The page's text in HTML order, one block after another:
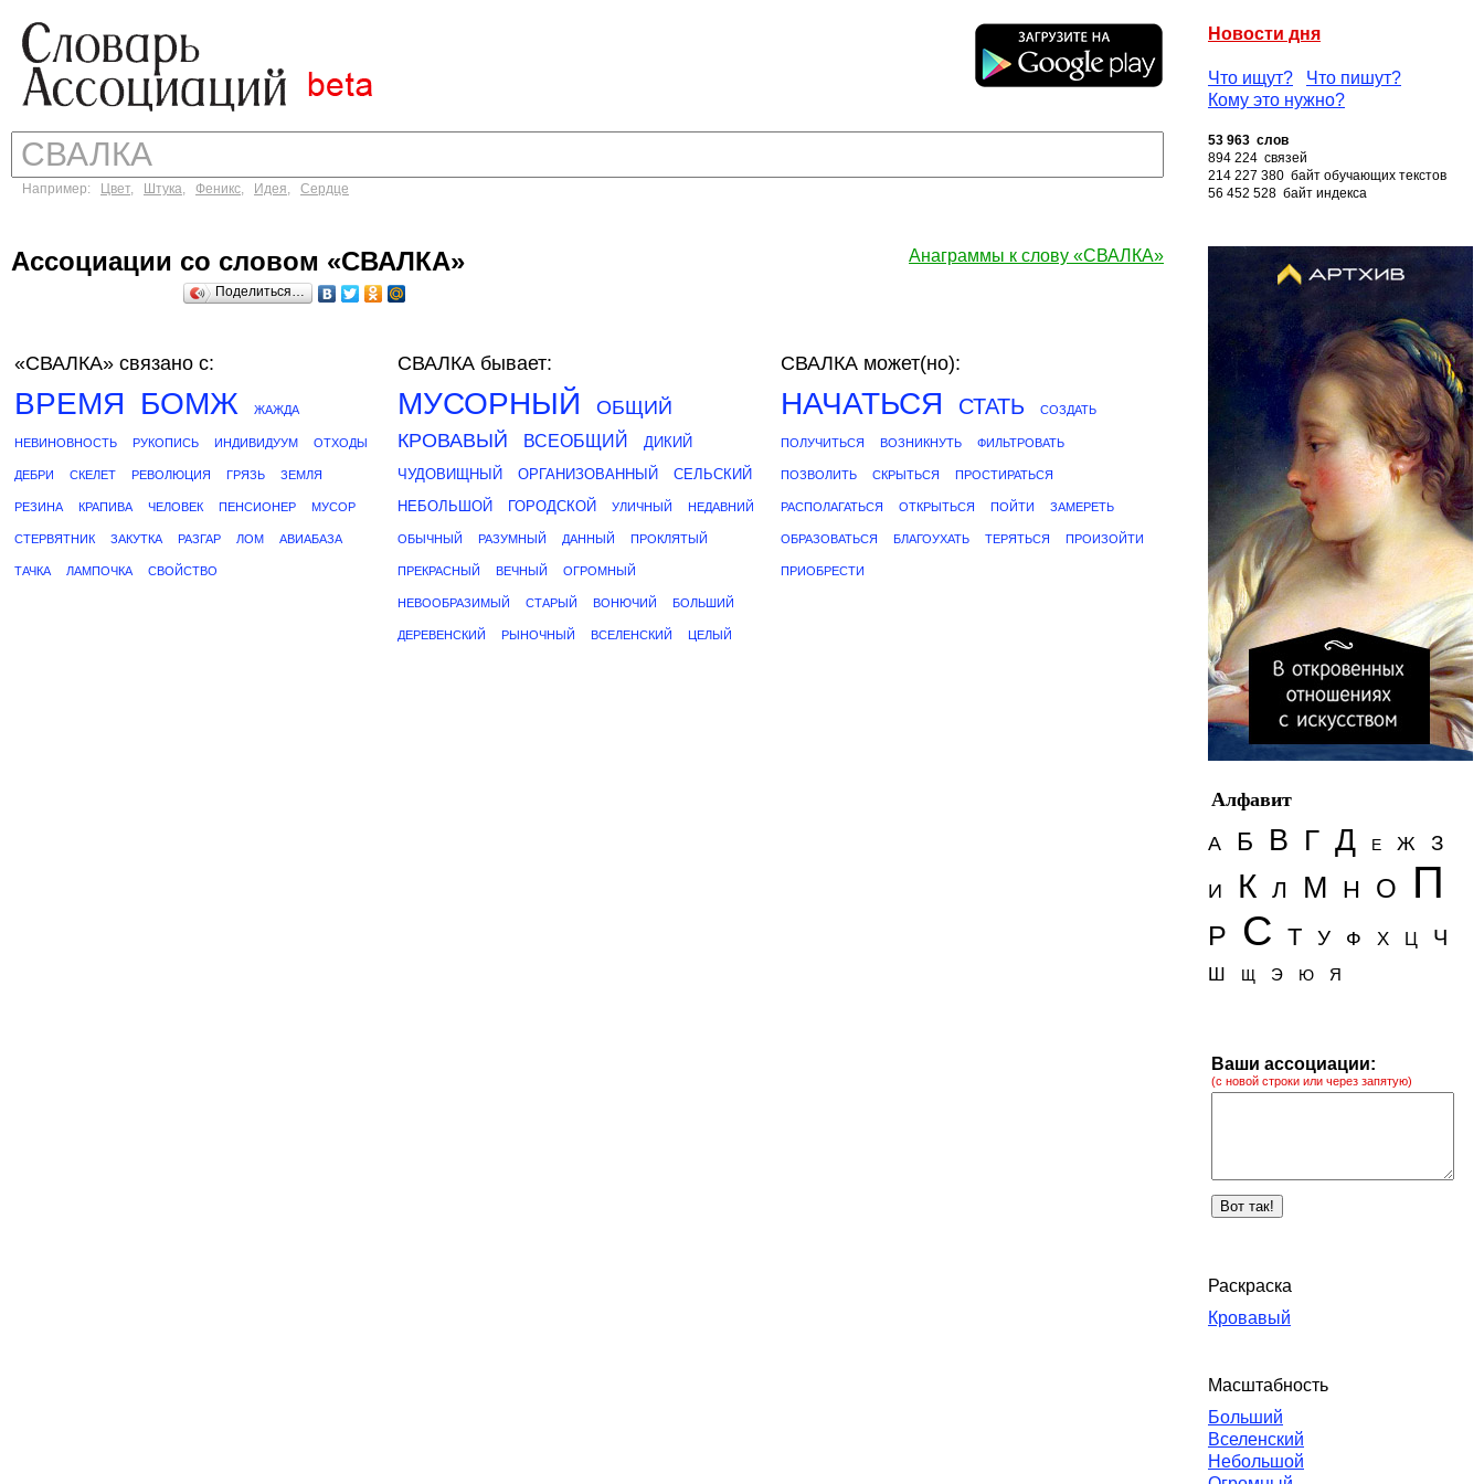
Новости дня
Что ищут?
Что пишут?
Кому это нужно?
Например: Цвет, Штука, Феникс, Идея, Сердце
53 963 слов
894 224 связей
214 227 380 байт обучающих текстов
56 452 528 байт индекса
Анаграммы к слову «СВАЛКА»
Ассоциации со словом «СВАЛКА»
Поделиться…
«СВАЛКА» связано с:
ВРЕМЯ БОМЖ ЖАЖДА
НЕВИНОВНОСТЬ РУКОПИСЬ ИНДИВИДУУМ ОТХОДЫ
ДЕБРИ СКЕЛЕТ РЕВОЛЮЦИЯ ГРЯЗЬ ЗЕМЛЯ
РЕЗИНА КРАПИВА ЧЕЛОВЕК ПЕНСИОНЕР МУСОР
СТЕРВЯТНИК ЗАКУТКА РАЗГАР ЛОМ АВИАБАЗА
ТАЧКА ЛАМПОЧКА СВОЙСТВО
СВАЛКА бывает:
МУСОРНЫЙ
ОБЩИЙ
КРОВАВЫЙ
ВСЕОБЩИЙ
ДИКИЙ
ЧУДОВИЩНЫЙ
ОРГАНИЗОВАННЫЙ
СЕЛЬСКИЙ
НЕБОЛЬШОЙ
ГОРОДСКОЙ УЛИЧНЫЙ НЕДАВНИЙ
ОБЫЧНЫЙ РАЗУМНЫЙ ДАННЫЙ ПРОКЛЯТЫЙ
ПРЕКРАСНЫЙ ВЕЧНЫЙ ОГРОМНЫЙ
НЕВООБРАЗИМЫЙ СТАРЫЙ ВОНЮЧИЙ БОЛЬШИЙ
ДЕРЕВЕНСКИЙ РЫНОЧНЫЙ ВСЕЛЕНСКИЙ ЦЕЛЫЙ
СВАЛКА может(но):
НАЧАТЬСЯ СТАТЬ СОЗДАТЬ
ПОЛУЧИТЬСЯ ВОЗНИКНУТЬ ФИЛЬТРОВАТЬ
ПОЗВОЛИТЬ СКРЫТЬСЯ ПРОСТИРАТЬСЯ
РАСПОЛАГАТЬСЯ ОТКРЫТЬСЯ ПОЙТИ ЗАМЕРЕТЬ
ОБРАЗОВАТЬСЯ БЛАГОУХАТЬ ТЕРЯТЬСЯ ПРОИЗОЙТИ
ПРИОБРЕСТИ
Алфавит
А
Б В Г Д Е Ж З
И К Л М Н О П
Р С Т У Ф Х Ц Ч
Ш Щ Э Ю Я
Ваши ассоциации:
(с новой строки или через запятую)
Раскраска
Кровавый
Масштабность
Больший
Вселенский
Небольшой